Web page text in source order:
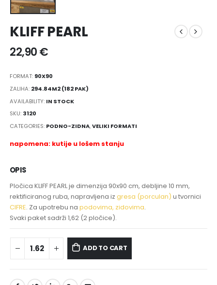
KLIFF PEARL
22,90€
FORMAT: 90X90
ZALIHA: 294.84M2 (182 PAK)
AVAILABILITY: IN STOCK
SKU: 3120
CATEGORIES: PODNO-ZIDNA,VELIKI FORMATI
napomena: kutije u lošem stanju
OPIS
Pločica KLIFF PEARL je dimenzija 90x90 cm, debljine 10 mm,
rektificiranog ruba, napravljena iz gresa (porculan) u tvornici
CIFRE. Za upotrebu na podovima, zidovima.
Svaki paket sadrži 1,62 (2 pločice).
ADD TO CART